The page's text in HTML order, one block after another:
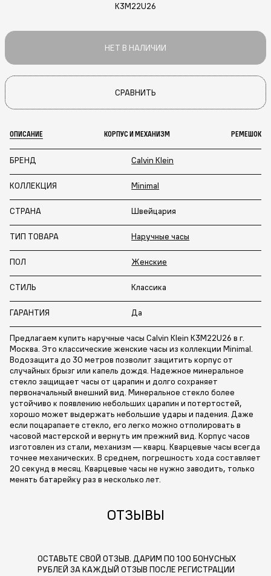
K3M22U26
НЕТ В НАЛИЧИИ
СРАВНИТЬ
ОПИСАНИЕ КОРПУС И МЕХАНИЗМ РЕМЕШОК
БРЕНД Calvin Klein
КОЛЛЕКЦИЯ Minimal
СТРАНА Швейцария
ТИП ТОВАРА Наручные часы
ПОЛ Женские
СТИЛЬ Классика
ГАРАНТИЯ Да
Предлагаем купить наручные часы Calvin Klein K3M22U26 в г.
Москва. Это классические женские часы из коллекции Minimal.
Водозащита до 30 метров позволит защитить корпус от
случайных брызг или капель дождя. Надежное минеральное
стекло защищает часы от царапин и долго сохраняет
первоначальный внешний вид. Минеральное стекло более
устойчиво к появлению небольших царапин и потертостей,
хорошо может выдержать небольшие удары и падения. Даже
если поцарапаете стекло, его легко можно отполировать в
часовой мастерской и вернуть им прежний вид. Корпус часов
изготовлен из стали, механизм — кварц. Кварцевые часы всегда
точнее механических. В среднем, погрешность хода составляет
20 секунд в месяц. Кварцевые часы не нужно заводить, только
менять батарейку раз в несколько лет.
ОТЗЫВЫ
ОСТАВЬТЕ СВОЙ ОТЗЫВ. ДАРИМ ПО 100 БОНУСНЫХ
РУБЛЕЙ ЗА КАЖДЫЙ ОТЗЫВ ПОСЛЕ РЕГИСТРАЦИИ